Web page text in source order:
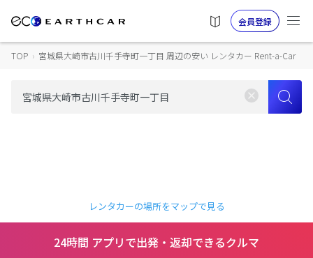
会員登録
TOP › 宮城県大崎市古川千手寺町一丁目 周辺の安い レンタカー Rent-a-Car
レンタカーの場所をマップで見る
24時間 アプリで出発・返却できるクルマ